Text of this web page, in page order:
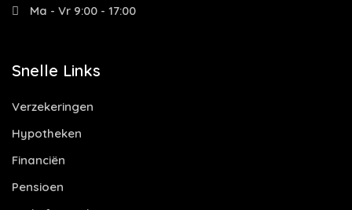
Ma - Vr 9:00 - 17:00
Snelle Links
Verzekeringen
Hypotheken
Financiën
Pensioen